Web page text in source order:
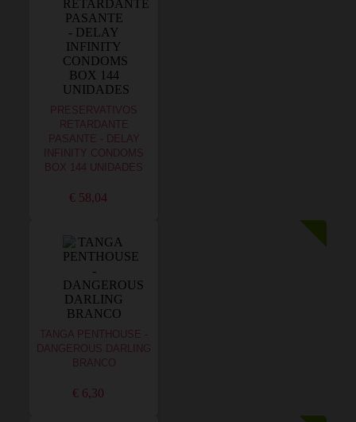
PRESERVATIVOS
RETARDANTE
PASANTE - DELAY
INFINITY CONDOMS
BOX 144 UNIDADES
€ 58,04
TANGA PENTHOUSE -
DANGEROUS DARLING
BRANCO
€ 6,30